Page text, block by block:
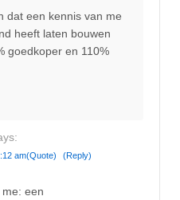
dat een kennis van me
heeft laten bouwen
goedkoper en 110%
am(Quote) (Reply)
een